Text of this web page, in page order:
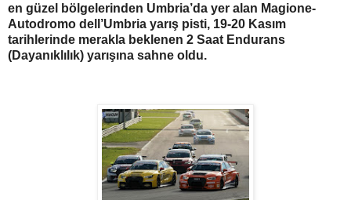
en güzel bölgelerinden Umbria’da yer alan Magione-
Autodromo dell’Umbria yarış pisti, 19-20 Kasım
tarihlerinde merakla beklenen 2 Saat Endurans
(Dayanıklılık) yarışına sahne oldu.